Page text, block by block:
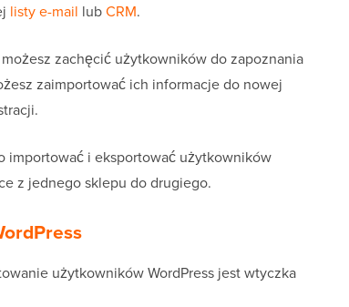
listy e-mail lubCRM.
zachęcić użytkowników do zapoznania
zaimportować ich informacje do nowej
importować i eksportować użytkowników
z jednego sklepu do drugiego.
użytkowników WordPress jest wtyczka